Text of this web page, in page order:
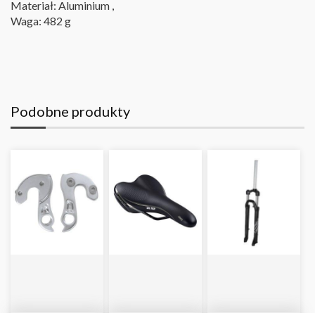
Materiał: Aluminium ,
Waga: 482 g
Podobne produkty